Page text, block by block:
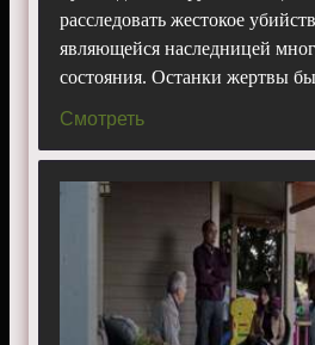
расследовать жестокое
являющейся наследницей
состояния. Останки жертвы
Смотреть